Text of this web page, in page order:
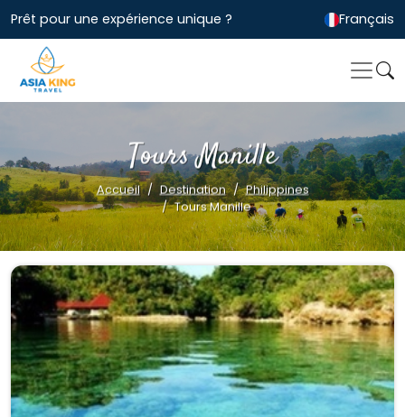
Prêt pour une expérience unique ? Français
Tours Manille
Accueil Destination
Philippines
Tours Manille